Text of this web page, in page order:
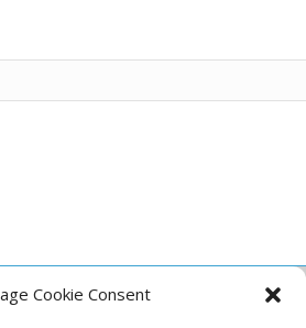
Cookie Consent